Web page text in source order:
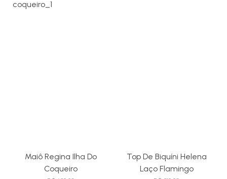
Maiô Regina Ilha Do
Coqueiro
Top De Biquíni Helena
Laço Flamingo